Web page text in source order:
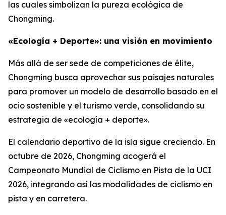
las cuales simbolizan la pureza ecológica de
Chongming.
«Ecología + Deporte»: una visión en movimiento
Más allá de ser sede de competiciones de élite,
Chongming busca aprovechar sus paisajes naturales
para promover un modelo de desarrollo basado en el
ocio sostenible y el turismo verde, consolidando su
estrategia de «ecología + deporte».
El calendario deportivo de la isla sigue creciendo. En
octubre de 2026, Chongming acogerá el
Campeonato Mundial de Ciclismo en Pista de la UCI
2026, integrando así las modalidades de ciclismo en
pista y en carretera.